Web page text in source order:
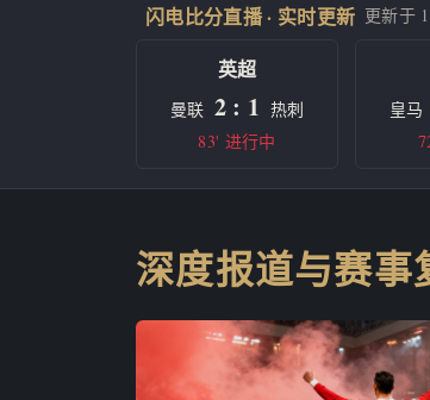
闪电比分直播 · 实时更新 更新于
英超
曼联 2 : 1 热刺
83' 进行中
皇马
深度报道与赛事